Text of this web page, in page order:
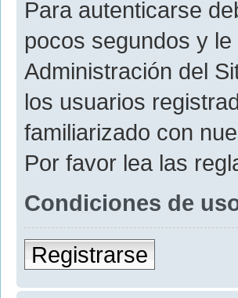
Para autenticarse
pocos segundos y
Administración del
los usuarios
familiarizado con
Por favor lea las
Condiciones de
Registrarse